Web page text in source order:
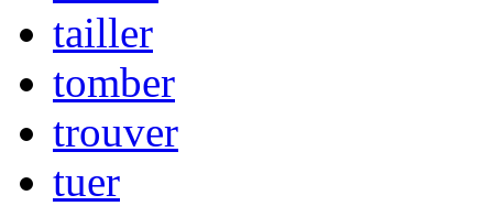
tailler
tomber
trouver
tuer